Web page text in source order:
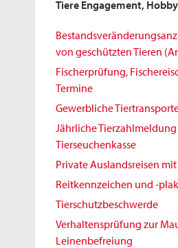
Tiere Engagement,
von geschützten Tieren
Fischerprüfung,
Termine
Gewerbliche
Jährliche
Tierseuchenkasse
Private Auslandsreisen mit
Reitkennzeichen und -
Tierschutzbeschwerde
Verhaltensprüfung zur
Leinenbefreiung